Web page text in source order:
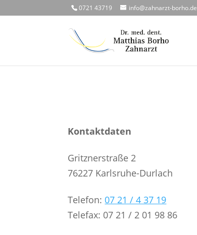
0721 43719 info@zahnarzt-borho.de
Kontaktdaten
Gritznerstraße 2
76227 Karlsruhe-Durlach
Telefon: 07 21 / 4 37 19
Telefax: 07 21 / 2 01 98 86